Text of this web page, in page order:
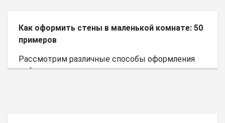
Как оформить стены в маленькой комнате: 50
примеров
Рассмотрим различные способы оформления
небольшого пространства.